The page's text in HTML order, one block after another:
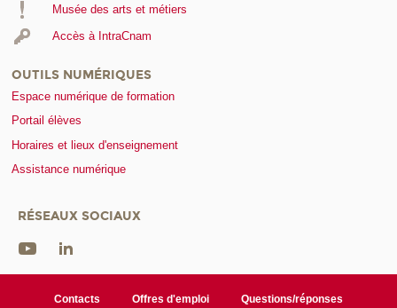
Musée des arts et métiers
Accès à IntraCnam
OUTILS NUMÉRIQUES
Espace numérique de formation
Portail élèves
Horaires et lieux d'enseignement
Assistance numérique
RÉSEAUX SOCIAUX
Contacts Offres d'emploi Questions/réponses